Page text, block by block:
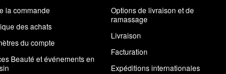
la commande
des achats
du compte
Beauté et événements en
Options de livraison et de
ramassage
Livraison
Facturation
Expéditions internationales